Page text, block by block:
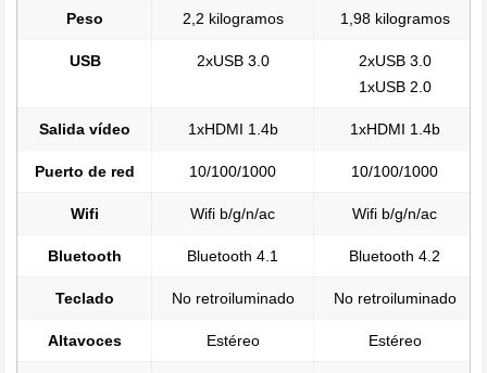
Peso 2,2 kilogramos 1,98 kilogramos
USB 2xUSB 3.0
2xUSB 3.0
1xUSB 2.0
Salida vídeo 1xHDMI 1.4b 1xHDMI 1.4b
Puerto de red 10/100/1000 10/100/1000
Wifi Wifi b/g/n/ac Wifi b/g/n/ac
Bluetooth Bluetooth 4.1 Bluetooth 4.2
Teclado No retroiluminado No retroiluminado
Altavoces Estéreo Estéreo